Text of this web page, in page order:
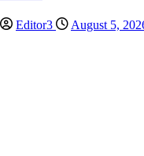
Editor3 August 5,